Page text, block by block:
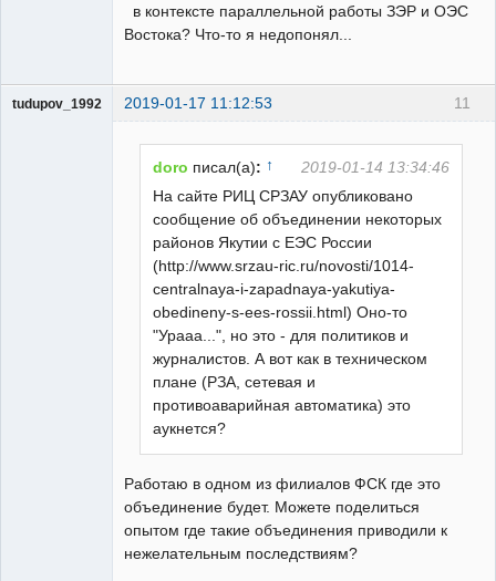
в контексте параллельной работы ЗЭР и ОЭС
Востока? Что-то я недопонял...
11
tudupov_1992 2019-01-17 11:12:53
doro писал(а): ↑
2019-01-14 13:34:46
На сайте РИЦ СРЗАУ опубликовано
сообщение об объединении некоторых
районов Якутии с ЕЭС России
(http://www.srzau-ric.ru/novosti/1014-
centralnaya-i-zapadnaya-yakutiya-
obedineny-s-ees-rossii.html) Оно-то
"Урааа...", но это - для политиков и
журналистов. А вот как в техническом
плане (РЗА, сетевая и
противоаварийная автоматика) это
аукнется?
Работаю в одном из филиалов ФСК где это
объединение будет. Можете поделиться
опытом где такие объединения приводили к
нежелательным последствиям?